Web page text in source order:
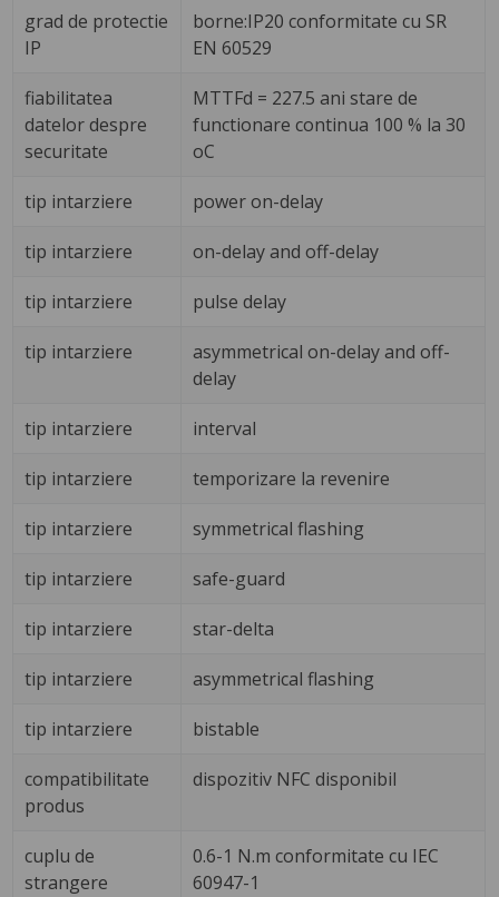
grad de protectie
IP
borne:IP20 conformitate cu SR
EN 60529
fiabilitatea
datelor despre
securitate
MTTFd = 227.5 ani stare de
functionare continua 100 % la 30
oC
tip intarziere power on-delay
tip intarziere on-delay and off-delay
tip intarziere pulse delay
tip intarziere
asymmetrical on-delay and off-
delay
tip intarziere interval
tip intarziere temporizare la revenire
tip intarziere symmetrical flashing
tip intarziere safe-guard
tip intarziere star-delta
tip intarziere asymmetrical flashing
tip intarziere bistable
compatibilitate
produs
dispozitiv NFC disponibil
cuplu de
strangere
0.6-1 N.m conformitate cu IEC
60947-1